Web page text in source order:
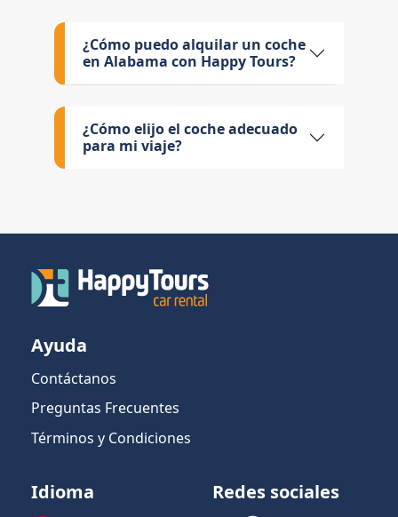
¿Cómo puedo alquilar un coche
en Alabama con Happy Tours?
¿Cómo elijo el coche adecuado
para mi viaje?
Ayuda
Contáctanos
Preguntas Frecuentes
Términos y Condiciones
Idioma Redes sociales